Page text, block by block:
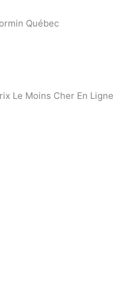
Québec
Le Moins Cher En Ligne